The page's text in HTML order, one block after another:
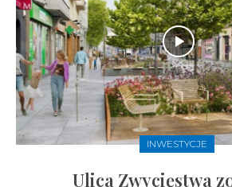
INWESTYCJE
Ulica Zwycięstwa